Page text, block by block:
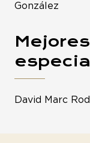
González
David Marc